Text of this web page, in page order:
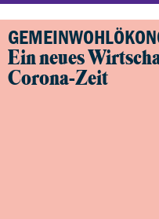
Ein neues
Corona-Zeit